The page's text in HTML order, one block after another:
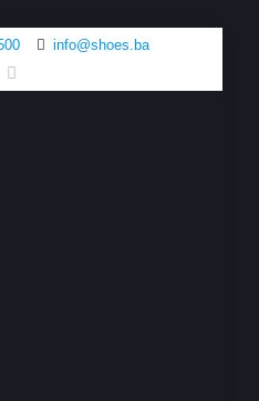
info@shoes.ba